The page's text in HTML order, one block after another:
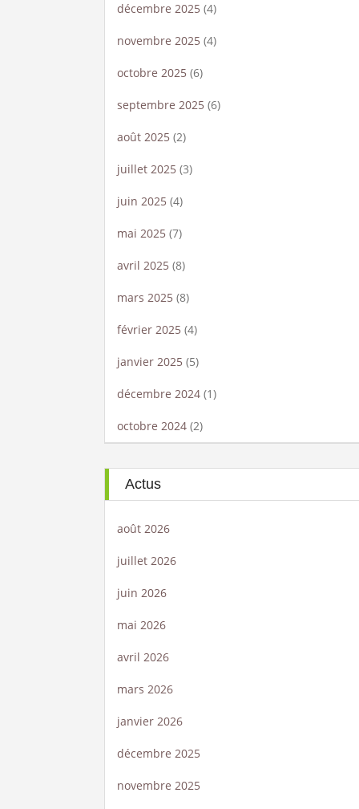
décembre 2025 (4)
novembre 2025 (4)
octobre 2025 (6)
septembre 2025 (6)
août 2025 (2)
juillet 2025 (3)
juin 2025 (4)
mai 2025 (7)
avril 2025 (8)
mars 2025 (8)
février 2025 (4)
janvier 2025 (5)
décembre 2024 (1)
octobre 2024 (2)
Actus
août 2026
juillet 2026
juin 2026
mai 2026
avril 2026
mars 2026
janvier 2026
décembre 2025
novembre 2025